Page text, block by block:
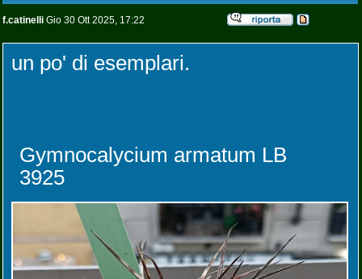
f.catinelli Gio 30 Ott 2025, 17:22
un po' di esemplari.
Gymnocalycium armatum LB
3925